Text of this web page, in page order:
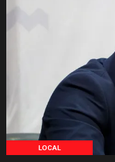
LOCAL